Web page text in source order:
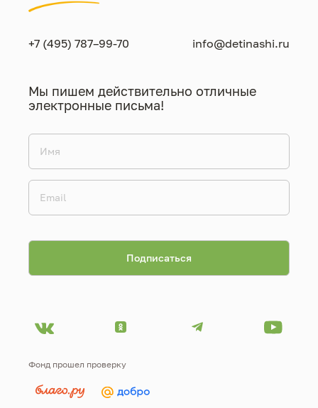
+7 (495) 787–99-70 info@detinashi.ru
Мы пишем действительно отличные
электронные письма!
Фонд прошел проверку